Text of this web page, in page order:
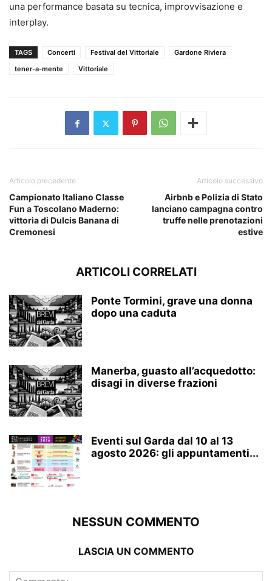
una performance basata su tecnica, improvvisazione e
interplay.
TAGS Concerti Festival del Vittoriale
Gardone Riviera
tener-a-mente
Vittoriale
Articolo precedente
Campionato Italiano Classe
Fun a Toscolano Maderno:
vittoria di Dulcis Banana di
Cremonesi
Articolo successivo
Airbnb e Polizia di Stato
lanciano campagna contro
truffe nelle prenotazioni
estive
ARTICOLI CORRELATI
Ponte Tormini, grave una donna
dopo una caduta
Manerba, guasto all’acquedotto:
disagi in diverse frazioni
Eventi sul Garda dal 10 al 13
agosto 2026: gli appuntamenti...
NESSUN COMMENTO
LASCIA UN COMMENTO